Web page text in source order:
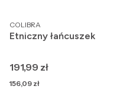
PRODUCENT
COLIBRA
Etniczny łańcuszek
Cena
191,99 zł
Cena
156,09 zł